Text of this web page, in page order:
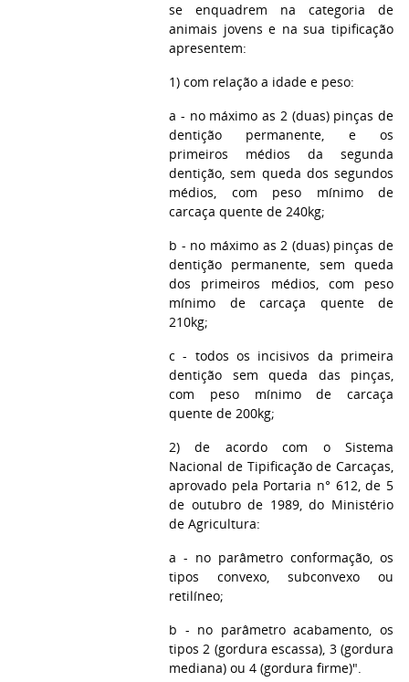
se enquadrem na categoria de
animais jovens e na sua tipificação
apresentem:
1) com relação a idade e peso:
a - no máximo as 2 (duas) pinças de
dentição permanente, e os
primeiros médios da segunda
dentição, sem queda dos segundos
médios, com peso mínimo de
carcaça quente de 240kg;
b - no máximo as 2 (duas) pinças de
dentição permanente, sem queda
dos primeiros médios, com peso
mínimo de carcaça quente de
210kg;
c - todos os incisivos da primeira
dentição sem queda das pinças,
com peso mínimo de carcaça
quente de 200kg;
2) de acordo com o Sistema
Nacional de Tipificação de Carcaças,
aprovado pela Portaria n° 612, de 5
de outubro de 1989, do Ministério
de Agricultura:
a - no parâmetro conformação, os
tipos convexo, subconvexo ou
retilíneo;
b - no parâmetro acabamento, os
tipos 2 (gordura escassa), 3 (gordura
mediana) ou 4 (gordura firme)".